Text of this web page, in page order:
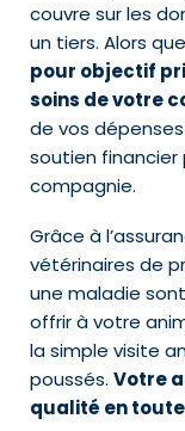
couvre sur les
un tiers. Alors que
pour objectif
soins de votre
de vos
soutien financier
compagnie.
Grâce à
vétérinaires de
une maladie
offrir à votre
la simple visite
poussés. Votre
qualité en